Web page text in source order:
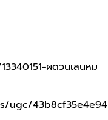
ผดวนเสนหม